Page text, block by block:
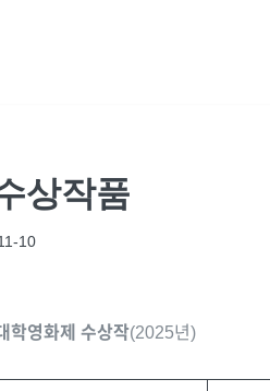
상작품
10
학영화제 수상작(2025년)